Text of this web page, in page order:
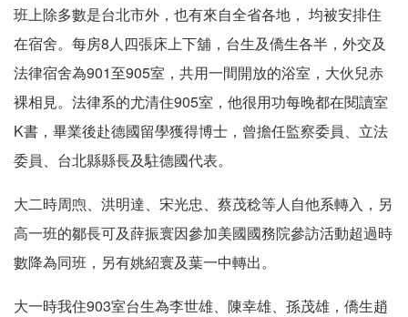
班上除多數是台北市外，也有來自全省各地， 均被安排住
在宿舍。每房8人四張床上下舖，台生及僑生各半，外交及
法律宿舍為901至905室，共用一間開放的浴室，大伙兒赤
裸相見。法律系的尤清住905室，他很用功每晚都在閱讀室
K書，畢業後赴德國留學獲得博士，曾擔任監察委員、立法
委員、台北縣縣長及駐德國代表。
大二時周喣、洪明達、宋光忠、蔡茂稔等人自他系轉入，另
高一班的鄒長可及薛振寰因參加美國國務院參訪活動超過時
數降為同班，另有姚紹寰及葉一中轉出。
大一時我住903室台生為李世雄、陳幸雄、孫茂雄，僑生趙